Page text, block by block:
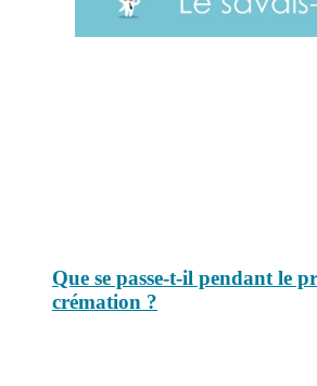
Que se passe-t-il pendant le
crémation ?